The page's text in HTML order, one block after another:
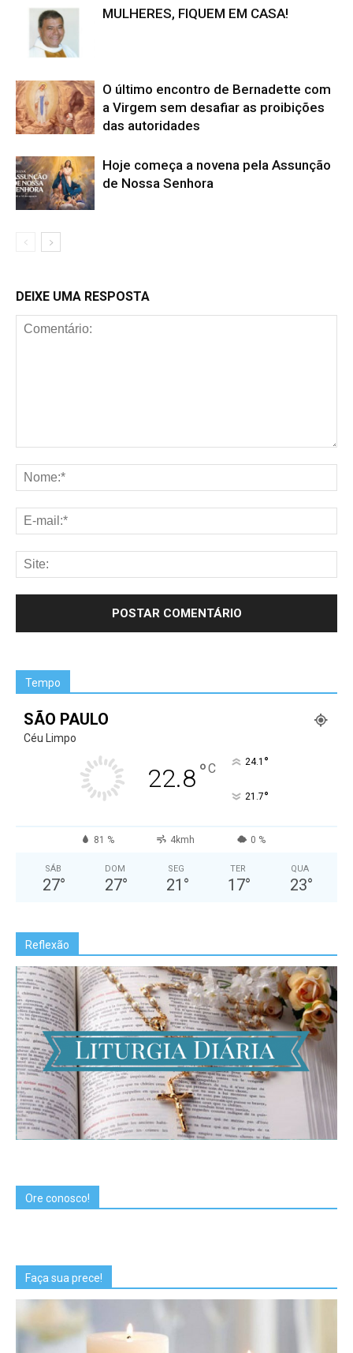
MULHERES, FIQUEM EM CASA!
O último encontro de Bernadette com
a Virgem sem desafiar as proibições
das autoridades
Hoje começa a novena pela Assunção
de Nossa Senhora
DEIXE UMA RESPOSTA
Tempo
SÃO PAULO
Céu Limpo
22.8°C 24.1 °
21.7°
81 % 4kmh 0 %
SÁB
27°
DOM
27°
SEG
21 °
TER
17°
QUA
23°
Reflexão
Ore conosco!
Faça sua prece!